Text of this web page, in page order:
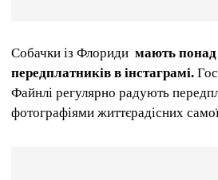
Собачки із Флориди мають понад
передплатників в інстаграмі.
Файнлі регулярно радують
фотографіями життєрадісних